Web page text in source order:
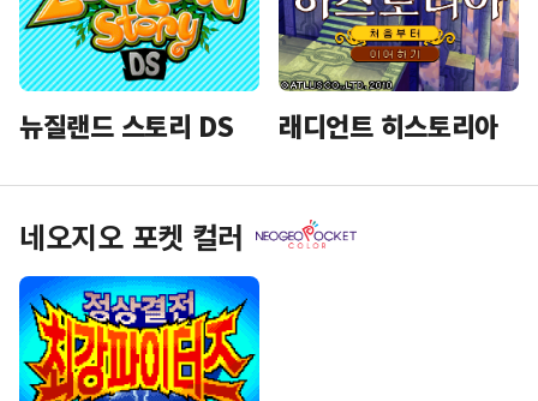
뉴질랜드 스토리 DS 래디언트 히스토리아
네오지오 포켓 컬러